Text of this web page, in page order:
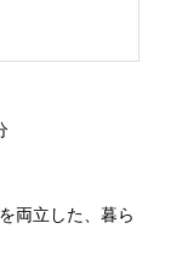
両立した、暮ら